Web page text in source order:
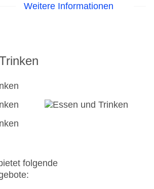
1, Etagen Nebengebäude: 2
Weitere Informationen
folgende